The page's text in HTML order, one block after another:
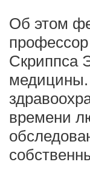
Об этом
профессор
Скриппса
медицины.
времени